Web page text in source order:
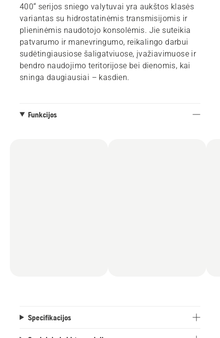
400“ serijos sniego valytuvai yra aukštos klasės
variantas su hidrostatinėmis transmisijomis ir
plieninėmis naudotojo konsolėmis. Jie suteikia
patvarumo ir manevringumo, reikalingo darbui
sudėtingiausiose šaligatviuose, įvažiavimuose ir
bendro naudojimo teritorijose bei dienomis, kai
sninga daugiausiai – kasdien.
Funkcijos
Specifikacijos